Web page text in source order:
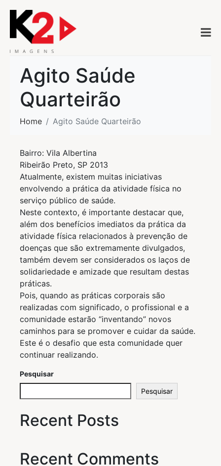
Agito Saúde
Quarteirão
Home Agito Saúde Quarteirão
Bairro: Vila Albertina
Ribeirão Preto, SP 2013
Atualmente, existem muitas iniciativas
envolvendo a prática da atividade física no
serviço público de saúde.
Neste contexto, é importante destacar que,
além dos benefícios imediatos da prática da
atividade física relacionados à prevenção de
doenças que são extremamente divulgados,
também devem ser considerados os laços de
solidariedade e amizade que resultam destas
práticas.
Pois, quando as práticas corporais são
realizadas com significado, o profissional e a
comunidade estarão “inventando” novos
caminhos para se promover e cuidar da saúde.
Este é o desafio que esta comunidade quer
continuar realizando.
Pesquisar
Pesquisar
Recent Posts
Recent Comments